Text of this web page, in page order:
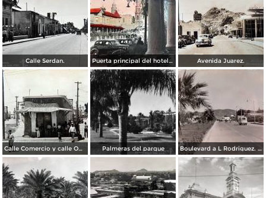
Calle Serdan. Puerta principal del hotel Ramos. ( Circulada el 29 de Enero de 1942 ). Avenida Juarez.
Calle Comercio y calle Obregon. Palmeras del parque Boulevard a L Rodriguez. ( Circulada el 7 de Agosto de 1961 ).